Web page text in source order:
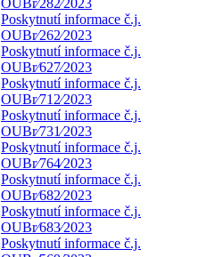
OUBr⁄282⁄2023
Poskytnutí informace č.j.
OUBr⁄262⁄2023
Poskytnutí informace č.j.
OUBr⁄627⁄2023
Poskytnutí informace č.j.
OUBr⁄712⁄2023
Poskytnutí informace č.j.
OUBr⁄731⁄2023
Poskytnutí informace č.j.
OUBr⁄764⁄2023
Poskytnutí informace č.j.
OUBr⁄682⁄2023
Poskytnutí informace č.j.
OUBr⁄683⁄2023
Poskytnutí informace č.j.